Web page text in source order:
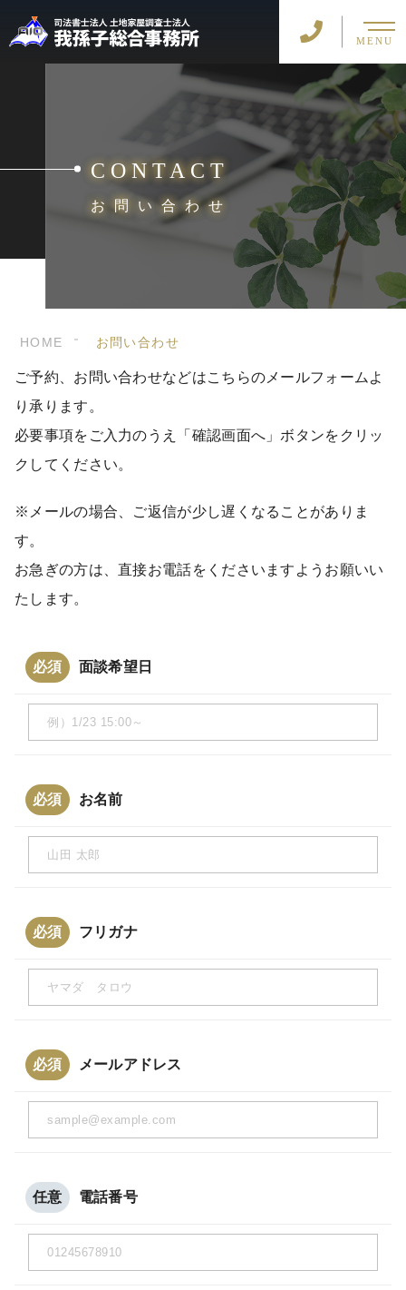
MENU
CONTACT
お問い合わせ
HOME お問い合わせ
ご予約、お問い合わせなどはこちらのメールフォームよ
り承ります。
必要事項をご入力のうえ「確認画面へ」ボタンをクリッ
クしてください。
※メールの場合、ご返信が少し遅くなることがありま
す。
お急ぎの方は、直接お電話をくださいますようお願いい
たします。
必須 面談希望日
必須 お名前
必須 フリガナ
必須 メールアドレス
任意 電話番号